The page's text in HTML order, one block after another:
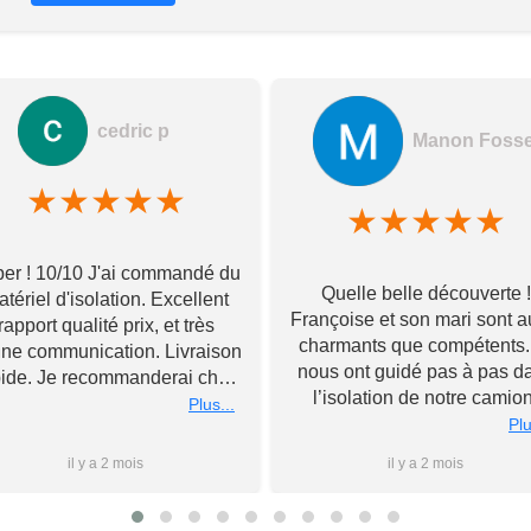
cedric p
★★★★★
! 10/10 J'ai commandé du
d'isolation. Excellent
rapport qualité prix, et très
communication. Livraison
Je recommanderai chez
Toupourvan ! Merci bcpPlus...
il y a 2 mois
Manon
★★★★★
Quelle belle découverte !
Françoise et son mari sont
charmants que
nous ont guidé pas à pas
l’isolation de notre
Souriants et à l’écoute, ils
conseils et n’ont pas hésité
il y a 2 mois